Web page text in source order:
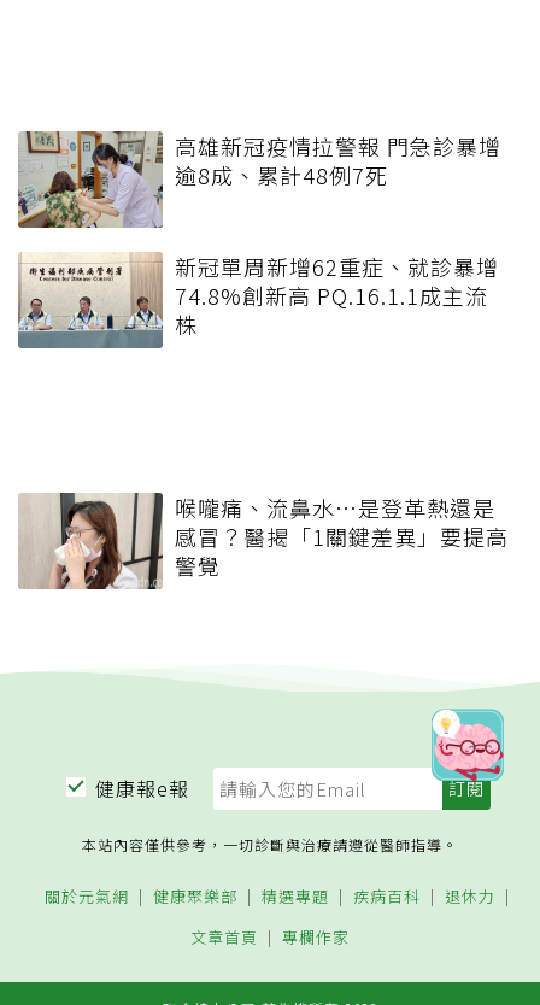
高雄新冠疫情拉警報 門急診暴增
逾8成、累計48例7死
新冠單周新增62重症、就診暴增
74.8%創新高 PQ.16.1.1成主流
株
喉嚨痛、流鼻水⋯是登革熱還是
感冒？醫揭「1關鍵差異」要提高
警覺
健康報e報
本站內容僅供參考，一切診斷與治療請遵從醫師指導。
關於元氣網 健康聚樂部 精選專題 疾病百科
退休力
文章首頁
專欄作家